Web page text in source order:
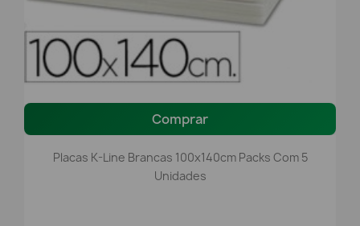
Comprar
Placas K-Line Brancas 100x140cm Packs Com 5
Unidades